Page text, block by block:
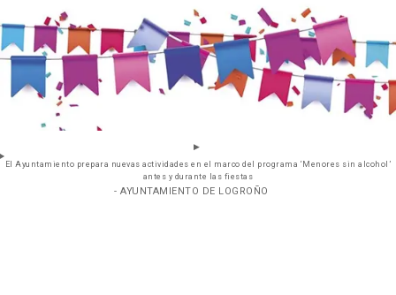
El Ayuntamiento prepara nuevas actividades en el marco del programa ‘Menores sin alcohol’
antes y durante las fiestas
- AYUNTAMIENTO DE LOGROÑO